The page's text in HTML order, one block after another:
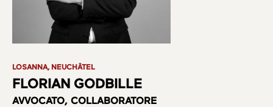
LOSANNA, NEUCHÂTEL
FLORIAN GODBILLE
AVVOCATO, COLLABORATORE